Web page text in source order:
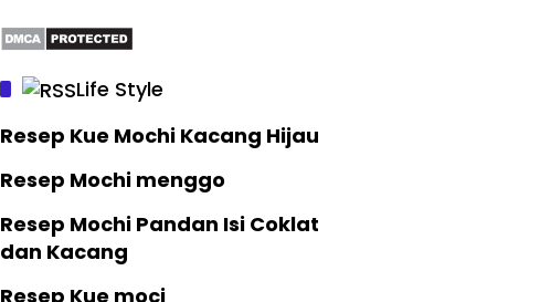
Life Style
Resep Kue Mochi Kacang Hijau
Resep Mochi menggo
Resep Mochi Pandan Isi Coklat
dan Kacang
Resep Kue moci